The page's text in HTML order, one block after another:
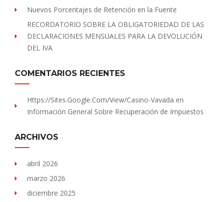
Nuevos Porcentajes de Retención en la Fuente
RECORDATORIO SOBRE LA OBLIGATORIEDAD DE LAS
DECLARACIONES MENSUALES PARA LA DEVOLUCIÓN
DEL IVA
COMENTARIOS RECIENTES
Https://sites.Google.com/view/Casino-Vavada en
Información General Sobre Recuperación de Impuestos
ARCHIVOS
abril 2026
marzo 2026
diciembre 2025